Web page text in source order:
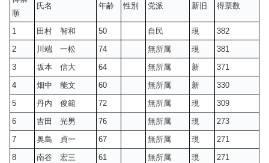
順
氏名 年齢 性別 党派 新旧 得票数
1 田村 智和 50 自民 現
382
2
川端 一松 74 無所属 現
381
3
坂本 信大 64 無所属 新
371
4
畑中 能文 60 無所属 新
330
5
丹内 俊範 72 無所属 現
309
6
吉田 光男 76 無所属 現
273
7
奥島 貞一 67 無所属 現
271
8
南谷 宏三 61 無所属 現
271